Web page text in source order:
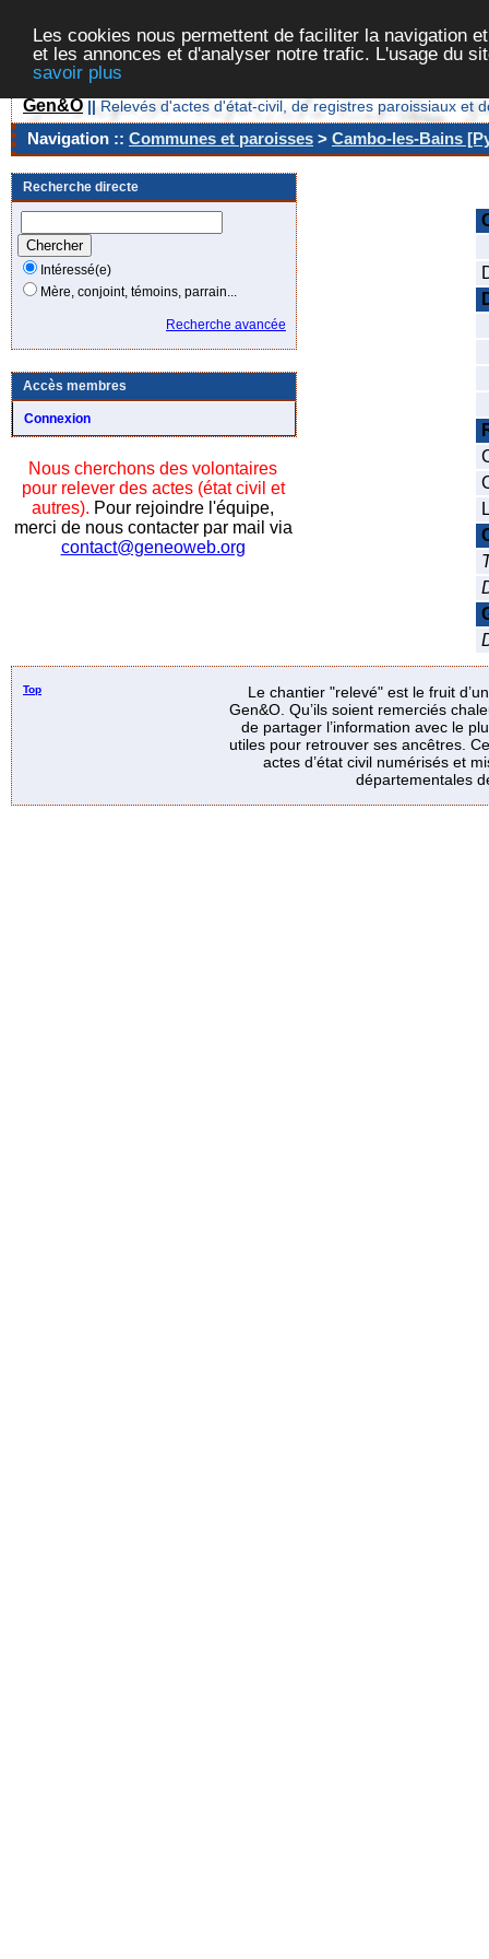
Les cookies nous permettent de faciliter la navigation
et les annonces et d'analyser notre trafic. L'usage du
savoir plus
Gen&O || Relevés d'actes d'état-civil, de registres paroissiaux et
Navigation :: Communes et paroisses > Cambo-les-Bains
Recherche directe
Intéressé(e)
Mère, conjoint, témoins, parrain...
Recherche avancée
Accès membres
Connexion
Nous cherchons des volontaires
pour relever des actes (état civil et
autres). Pour rejoindre l'équipe,
merci de nous contacter par mail via
contact@geneoweb.org
Top
Le chantier "relevé" est le fruit
Gen&O. Qu’ils soient remerciés
de partager l’information avec le
utiles pour retrouver ses ancêtres.
actes d’état civil numérisés et
départementales